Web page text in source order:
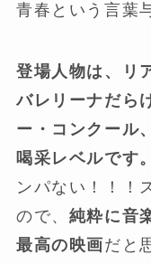
青春という言葉
登場人物は、リ
バレリーナだら
ー・コンクール
喝采レベルです。
ンパない！！！
ので、 純粋に音
最高の映画だと